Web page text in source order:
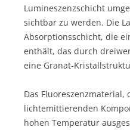
Lumineszenzschicht
sichtbar zu werden. Die
Absorptionsschicht, die
enthält, das durch
eine Granat-
Das
lichtemittierenden
hohen Temperatur